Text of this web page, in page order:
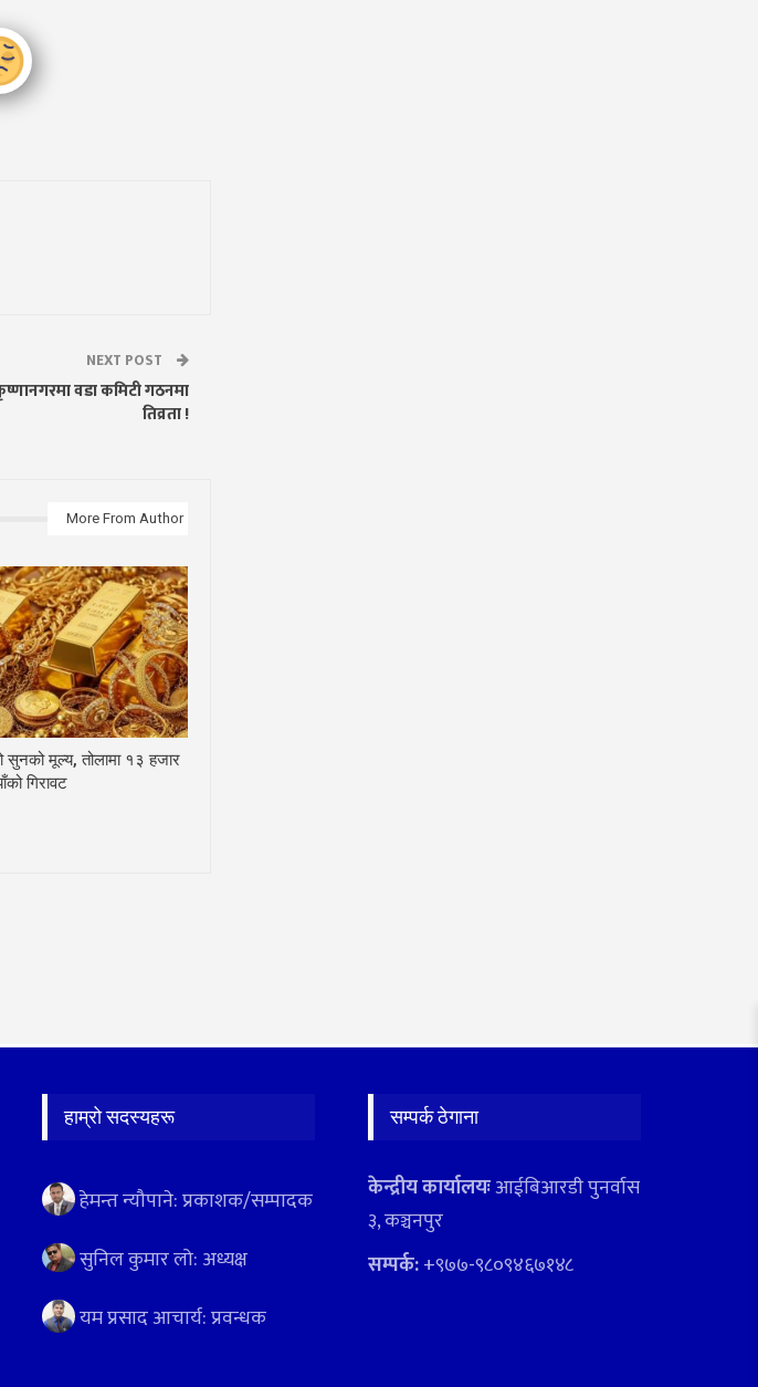
NEXT POST
वडा कमिटी गठनमा
तिव्रता !
More From Author
सुनको मूल्य, तोलामा १३ हजार
गिरावट
हाम्रो सदस्यहरू
हेमन्त न्यौपाने: प्रकाशक/सम्पादक
सुनिल कुमार लो: अध्यक्ष
यम प्रसाद आचार्य: प्रवन्धक
सम्पर्क ठेगाना
केन्द्रीय कार्यालयःआईबिआरडी पुनर्वास
३, कञ्चनपुर
सम्पर्क:+९७७-९८०९४६७१४८